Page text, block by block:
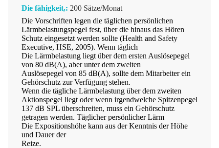
Die fähigkeit,: 200 Sätze/Monat
Die Vorschriften legen die täglichen persönlichen
Lärmbelastungspegel fest, über die hinaus das Hören
Schutz eingesetzt werden sollte (Health and Safety
Executive, HSE, 2005). Wenn täglich
Die Lärmbelastung liegt über dem ersten Auslösepegel
von 80 dB(A), aber unter dem zweiten
Auslösepegel von 85 dB(A), sollte dem Mitarbeiter ein
Gehörschutz zur Verfügung stehen.
Wenn die tägliche Lärmbelastung über dem zweiten
Aktionspegel liegt oder wenn irgendwelche Spitzenpegel
137 dB SPL überschreiten, muss ein Gehörschutz
getragen werden. Täglicher persönlicher Lärm
Die Expositionshöhe kann aus der Kenntnis der Höhe
und Dauer der
Reize.